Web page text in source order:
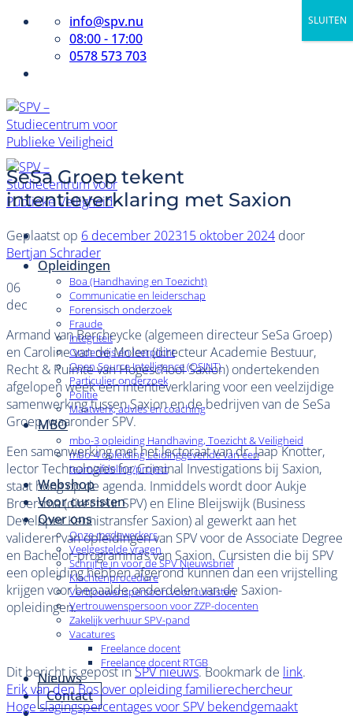
info@spv.nu
08:00 - 17:00
0578 573 703
Opleidingen
Boa (Handhaving en Toezicht)
Communicatie en leiderschap
Forensisch onderzoek
Fraude
Integriteit
Onderwijs en leerplicht
Open Source Intelligence (OSINT)
Particulier onderzoek
Politie
Maatwerk, advies en coaching
MBO
mbo-3 opleiding Handhaving, Toezicht & Veiligheid
mbo-4 opleiding Leidinggevende van een
team/afdeling/project
Webshop
Voor cursisten
Over ons
Onze medewerkers
Veelgestelde vragen
Schrijf je in voor de SPV Nieuwsbrief
Klachtenprocedure
Vertrouwenspersoon voor cursisten
Vertrouwenspersoon voor ZZP-docenten
Zakelijk verhuur SPV-pand
Vacatures
Freelance docent
Freelance docent RTGB
Nieuws
Contact
SeSa Groep tekent
intentieverklaring met Saxion
Geplaatst op 6 december 202315 oktober 2024 door
Bertjan Schrader
06
dec
Armand van Bercheycke (algemeen directeur SeSa Groep)
en Caroline van de Molen (directeur Academie Bestuur,
Recht & Ruimte van Hogeschool Saxion) ondertekenden
afgelopen week een intentieverklaring voor een veelzijdige
samenwerking tussen Saxion en de bedrijven van de SeSa
Groep, waaronder SPV.
Een samenwerking met het lectoraat van dr. Jaap Knotter,
lector Technologies for Criminal Investigations bij Saxion,
staat hoog op de agenda. Inmiddels wordt door Aukje
Broersma (directeur SPV) en Eline Bleijswijk (Business
Developer Kennistransfer Saxion) al gewerkt aan het
valideren van opleidingen van SPV voor de Associate Degree
en Bachelor-programma’s van Saxion. Cursisten die bij SPV
een opleiding hebben afgerond kunnen dan een vrijstelling
krijgen voor bepaalde onderdelen van de Saxion-
opleidingen.
Dit bericht is gepost inSPV nieuws. Bookmark de link.
Erik van den Bos over opleiding familierechercheur
Hoge slagingspercentages voor SPV bekendgemaakt
SLUITEN